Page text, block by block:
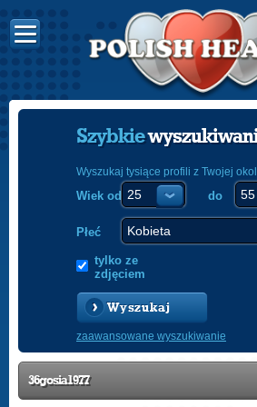
Szybkie
Wyszukaj tysiące profili z Twojej
Wiek od do
Płeć
tylko ze
zdjęciem
Wyszukaj
zaawansowane wyszukiwanie
36gosia1977